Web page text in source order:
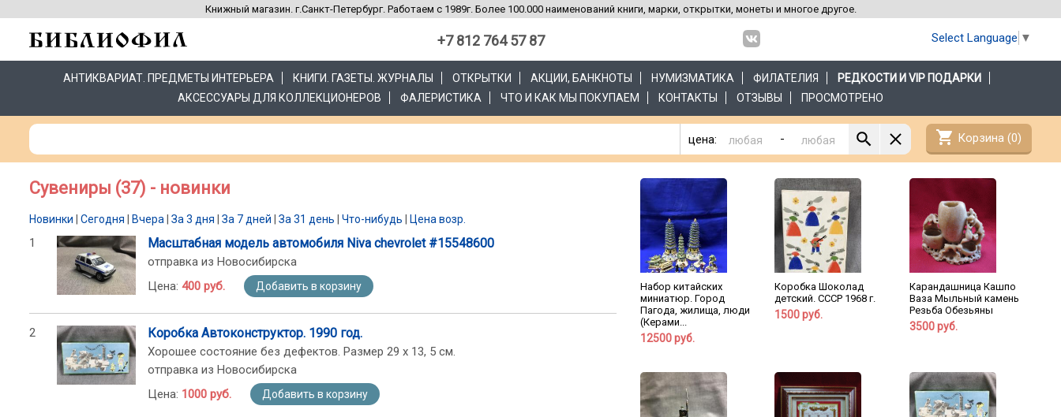
Книжный магазин. г.Санкт-Петербург. Работаем с 1989г. Более 100.000 наименований книги, марки, открытки, монеты и многое другое.
+7 812 764 57 87 Select Language ▼
АНТИКВАРИАТ. ПРЕДМЕТЫ ИНТЕРЬЕРА КНИГИ. ГАЗЕТЫ. ЖУРНАЛЫ ОТКРЫТКИ АКЦИИ, БАНКНОТЫ НУМИЗМАТИКА ФИЛАТЕЛИЯ
РЕДКОСТИ И VIP ПОДАРКИ
АКСЕССУАРЫ ДЛЯ КОЛЛЕКЦИОНЕРОВ
ФАЛЕРИСТИКА ЧТО И КАК МЫ ПОКУПАЕМ КОНТАКТЫ ОТЗЫВЫ ПРОСМОТРЕНО
цена: - shopping_cart Корзина (0)
Сувениры (37) - новинки
Новинки Сегодня Вчера За 3 дня За 7 дней За 31 день Что-нибудь Цена возр.
1 Масштабная модель автомобиля Niva chevrolet #15548600
отправка из Новосибирска
Цена: 400 руб. Добавить в корзину
2 Коробка Автоконструктор. 1990 год.
Хорошее состояние без дефектов. Размер 29 х 13, 5 см.
отправка из Новосибирска
Цена: 1000 руб. Добавить в корзину
Набор китайских
миниатюр. Город
Пагода, жилища, люди
(Керами...
12500 руб.
Коробка Шоколад
детский. СССР 1968 г.
1500 руб.
Карандашница Кашпо
Ваза Мыльный камень
Резьба Обезьяны
3500 руб.